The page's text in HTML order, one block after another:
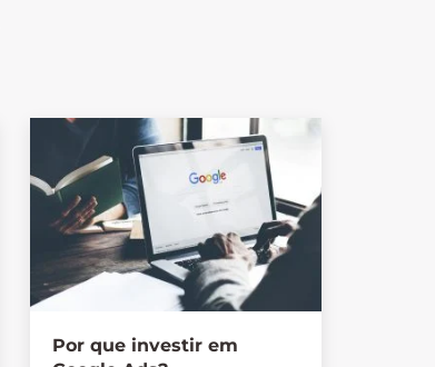
Por que investir em